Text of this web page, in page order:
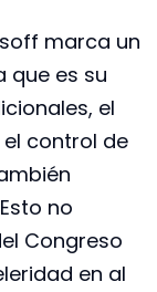
marca un
que es su
el
control de
no
Congreso
en al